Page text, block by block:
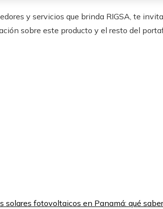
y servicios que brinda RIGSA, te
sobre este producto y el resto del
solares fotovoltaicos en Panamá: qué saber